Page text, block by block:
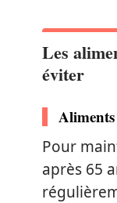
Les
éviter
Pour
après 65